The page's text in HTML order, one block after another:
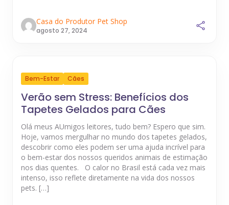
Casa do Produtor Pet Shop
agosto 27, 2024
Bem-Estar Cães
Verão sem Stress: Benefícios dos
Tapetes Gelados para Cães
Olá meus AUmigos leitores, tudo bem? Espero que sim.
Hoje, vamos mergulhar no mundo dos tapetes gelados,
descobrir como eles podem ser uma ajuda incrível para
o bem-estar dos nossos queridos animais de estimação
nos dias quentes. O calor no Brasil está cada vez mais
intenso, isso reflete diretamente na vida dos nossos
pets. […]